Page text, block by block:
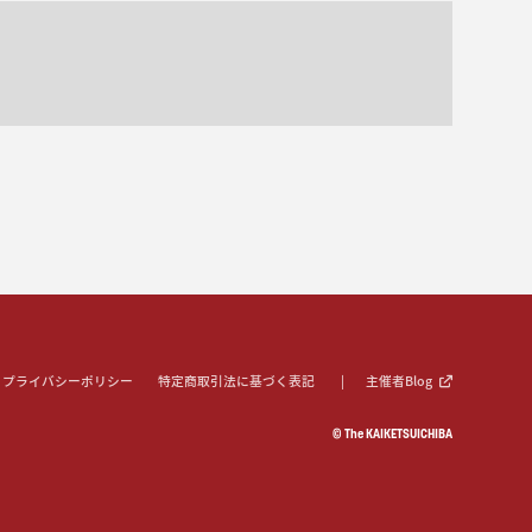
プライバシーポリシー 特定商取引法に基づく表記 主催者Blog
© The KAIKETSUICHIBA